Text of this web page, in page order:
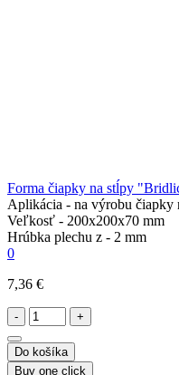
Forma čiapky na stĺpy
Aplikácia - na výrobu čiapky
Veľkosť - 200х200х70 mm
Hrúbka plechu z - 2 mm
0
7,36 €
- +
Do košíka
Buy one click